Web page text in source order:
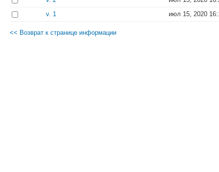
v. 1
июл 15, 2020
<< Возврат к странице информации